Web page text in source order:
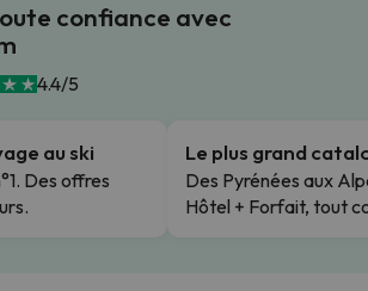
confiance avec
4.4/5
au ski
Des offres
Le plus grand
Des Pyrénées aux
Hôtel + Forfait, tout